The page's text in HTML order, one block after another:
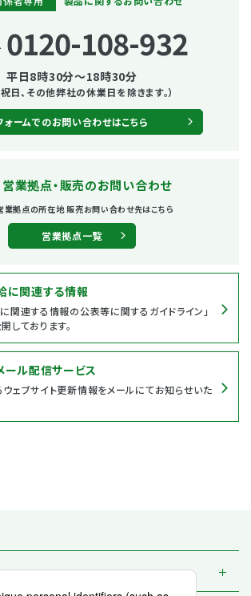
0120-108-932
平日8時30分～18時30分
祝日、その他弊社の休業日を除きます。）
ォームでのお問い合わせはこちら
営業拠点・販売のお問い合わせ
業拠点の所在地販売お問い合わせ先はこちら
営業拠点一覧
に関連する情報
関連する情報の公表等に関するガイドライン」
しております。
ール配信サービス
ェブサイト更新情報をメールにてお知らせいた